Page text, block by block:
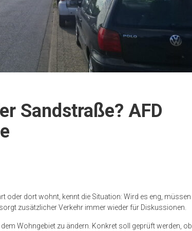
Sandstraße? AFD
oder dort wohnt, kennt die Situation: Wird es eng, müssen
zusätzlicher Verkehr immer wieder für Diskussionen.
dem Wohngebiet zu ändern. Konkret soll geprüft werden, ob